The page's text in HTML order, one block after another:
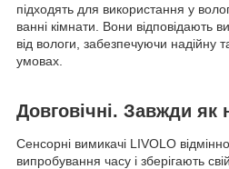
підходять для використання у
ванні кімнати. Вони відповідають
від вологи, забезпечуючи надійну
умовах.
Довговічні. Завжди як
Сенсорні вимикачі LIVOLO
випробування часу і зберігають